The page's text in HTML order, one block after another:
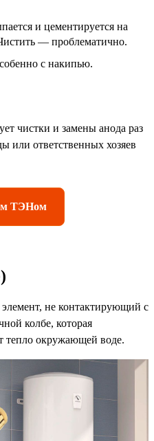
и цементируется на
— проблематично.
с накипью.
чистки и замены анода раз
или ответственных хозяев
ТЭНом
не контактирующий с
колбе, которая
тепло окружающей воде.